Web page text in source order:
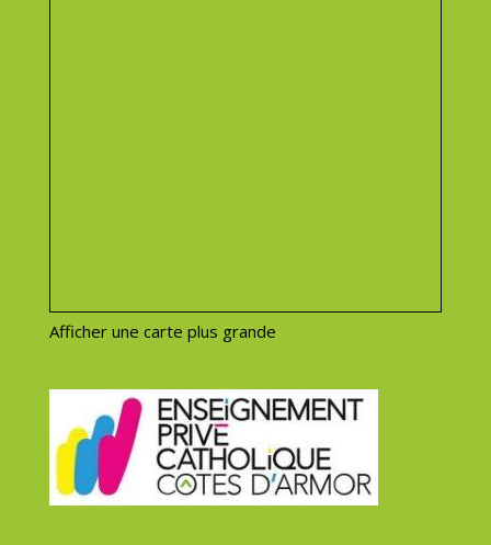
Afficher une carte plus grande